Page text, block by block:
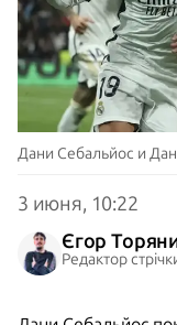
Дани Себальйос и
3 июня, 10:22
Єгор
Редактор